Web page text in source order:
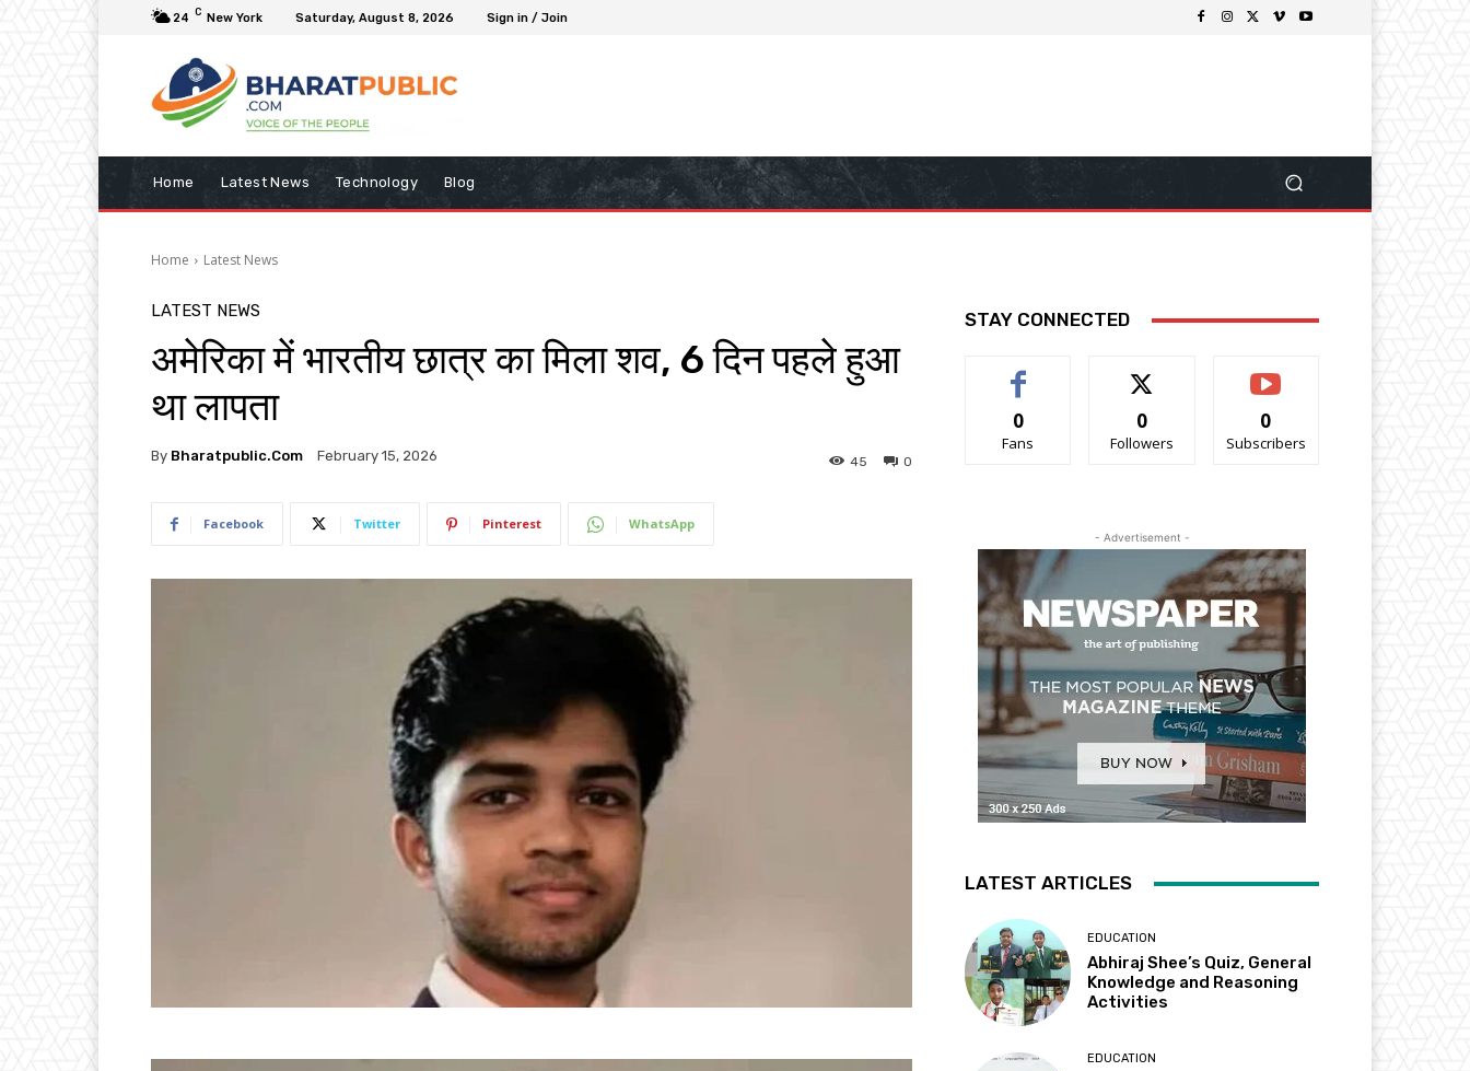
24 C New York Saturday, August 8, 2026 Sign in / Join
Home Latest News Technology Blog
Home Latest News
LATEST NEWS
अमेरिका में भारतीय छात्र का मिला शव, 6 दिन पहले हुआ
था लापता
By Bharatpublic.com February 15, 2026 0
45
Facebook Twitter Pinterest WhatsApp
STAY CONNECTED
0
Fans
0
Followers
0
Subscribers
- Advertisement -
LATEST ARTICLES
EDUCATION
Abhiraj Shee’s Quiz, General
Knowledge and Reasoning
Activities
EDUCATION